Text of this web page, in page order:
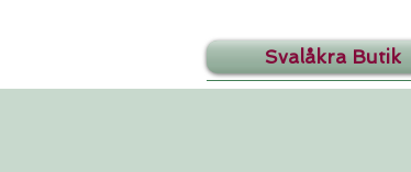
Svalåkra Butik